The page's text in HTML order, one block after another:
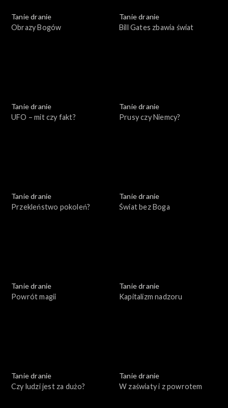
Tanie dranie
Obrazy Bogów
Tanie dranie
Bill Gates zbawia świat
Tanie dranie
UFO – mit czy fakt?
Tanie dranie
Prusy czy Niemcy?
Tanie dranie
Przekleństwo pokoleń?
Tanie dranie
Świat bez Boga
Tanie dranie
Powrót magii
Tanie dranie
Kapitalizm nadzoru
Tanie dranie
Czy ludzi jest za dużo?
Tanie dranie
W zaświaty i z powrotem